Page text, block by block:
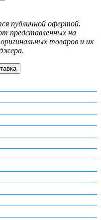
публичной офертой.
представленных на
товаров и их